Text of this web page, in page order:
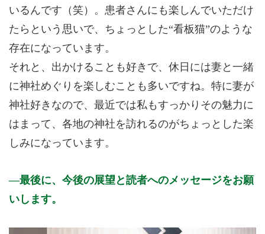
いるんです（笑）。患者さんにも楽しんでいただけ
たらという思いで、ちょっとした“看板猫”のような
存在になっています。
それと、出かけることも好きで、休日には妻と一緒
に神社めぐりを楽しむことも多いですね。特に妻が
神社好きなので、最近では私もすっかりその魅力に
はまって、各地の神社を訪れるのがちょっとした楽
しみになっています。
最後に、今後の展望と読者へのメッセージをお願
いします。